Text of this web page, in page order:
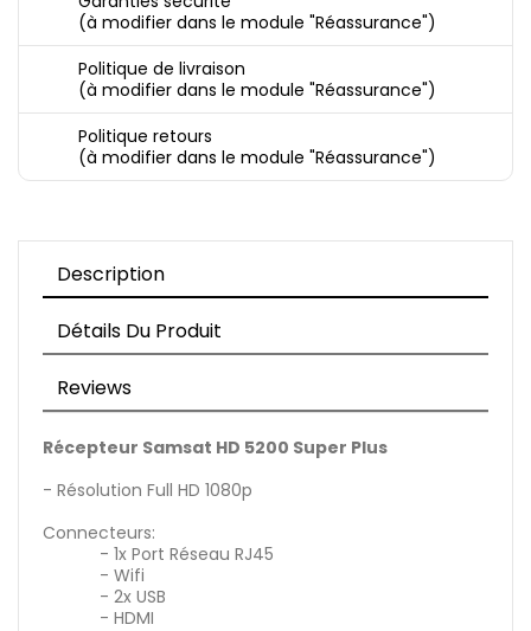
(à modifier dans le module "Réassurance")
Politique de livraison
(à modifier dans le module "Réassurance")
Politique retours
(à modifier dans le module "Réassurance")
Description
Détails Du Produit
Reviews
Récepteur Samsat HD 5200 Super Plus
- Résolution Full HD 1080p
Connecteurs:
- 1x Port Réseau RJ45
- Wifi
- 2x USB
- HDMI